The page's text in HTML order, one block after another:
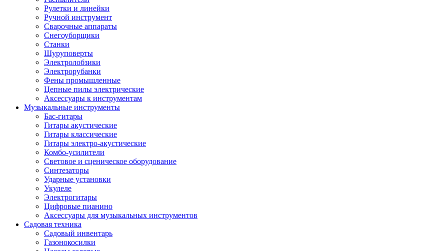
Рулетки и линейки
Ручной инструмент
Сварочные аппараты
Снегоуборщики
Станки
Шуруповерты
Электролобзики
Электрорубанки
Фены промышленные
Цепные пилы электрические
Аксессуары к инструментам
Музыкальные инструменты
Бас-гитары
Гитары акустические
Гитары классические
Гитары электро-акустические
Комбо-усилители
Световое и сценическое оборудование
Синтезаторы
Ударные установки
Укулеле
Электрогитары
Цифровые пианино
Аксессуары для музыкальных инструментов
Садовая техника
Садовый инвентарь
Газонокосилки